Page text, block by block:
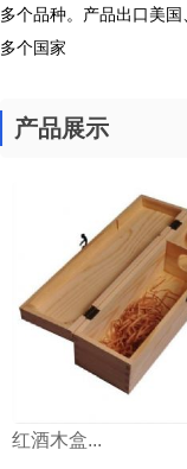
多个品种。产品出口美
多个国家
产品展示
红酒木盒...